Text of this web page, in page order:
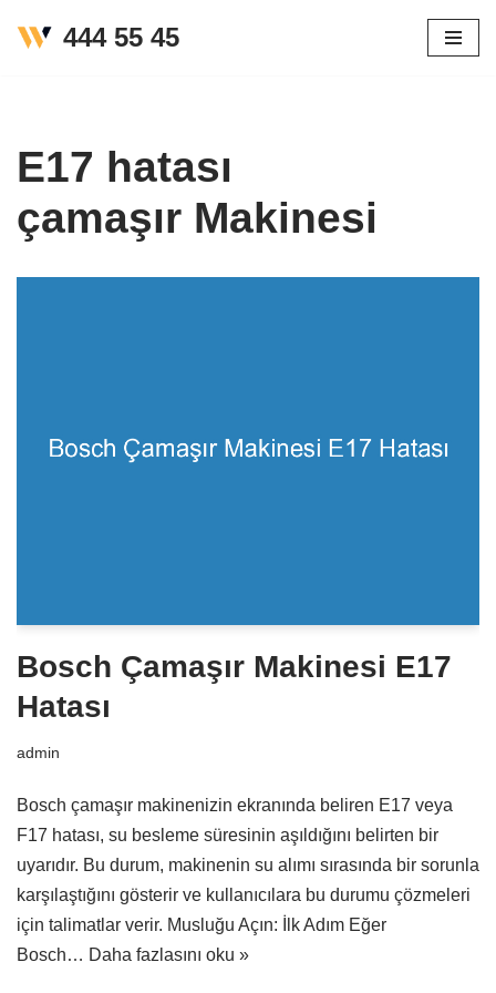
444 55 45
E17 hatası
çamaşır Makinesi
Bosch Çamaşır Makinesi E17
Hatası
admin
Bosch çamaşır makinenizin ekranında beliren E17 veya
F17 hatası, su besleme süresinin aşıldığını belirten bir
uyarıdır. Bu durum, makinenin su alımı sırasında bir sorunla
karşılaştığını gösterir ve kullanıcılara bu durumu çözmeleri
için talimatlar verir. Musluğu Açın: İlk Adım Eğer
Bosch… Daha fazlasını oku »